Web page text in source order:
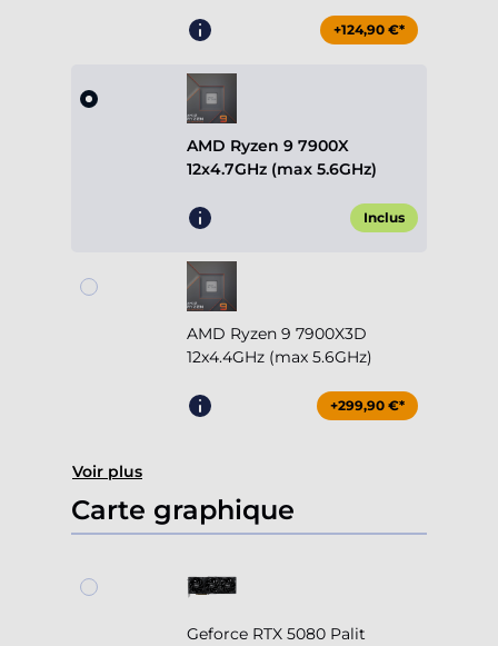
+124,90 €*
AMD Ryzen 9 7900X
12x4.7GHz (max 5.6GHz)
Inclus
AMD Ryzen 9 7900X3D
12x4.4GHz (max 5.6GHz)
+299,90 €*
Voir plus
Carte graphique
Geforce RTX 5080 Palit